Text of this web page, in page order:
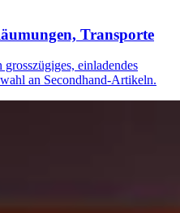
Transporte
einladendes
an Secondhand-Artikeln.